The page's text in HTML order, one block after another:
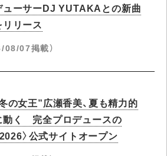
ューサーDJ YUTAKAとの新曲
リリース
08/07掲載）
の女王”広瀬香美、夏も精力的
動く 完全プロデュースの
〉公式サイトオープン